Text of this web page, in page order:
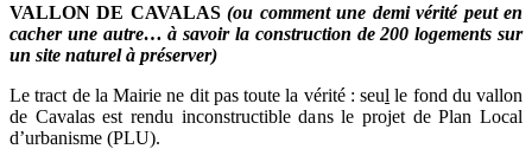
VALLON DE CAVALAS(ou comment une demi vérité peut en
cacher une autre… à savoir la construction de 200 logements sur
un site naturel à préserver)
Le tract de la Mairie ne dit pas toute la vérité : seul le fond du vallon
de Cavalas est rendu inconstructible dans le projet de Plan Local
d’urbanisme (PLU).